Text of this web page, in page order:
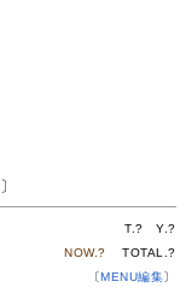
〕
T.? Y.?
NOW.? TOTAL.?
〔MENU編集〕